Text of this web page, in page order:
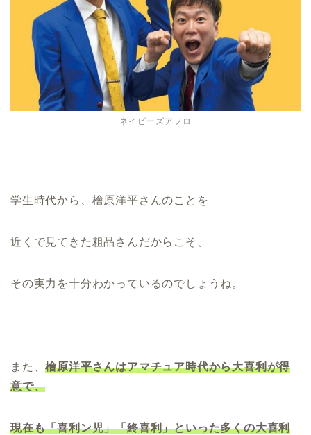
ネイビーズアフロ
学生時代から、檜原洋平さんのことを
近くで見てきた粗品さんだからこそ、
その実力を十分わかっているのでしょうね。
また、檜原洋平さんはアマチュア時代から大喜利が得
意で、
現在も「喜利ン児」「終喜利」といった多くの大喜利